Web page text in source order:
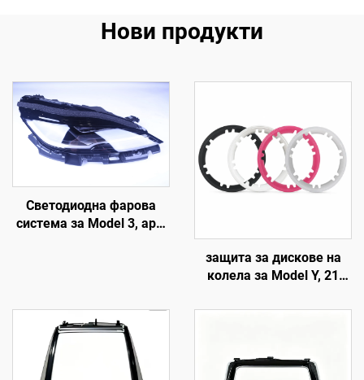
Нови продукти
Светодиодна фарова
система за Model 3, арт.
защита за дискове на
колела за Model Y, 21